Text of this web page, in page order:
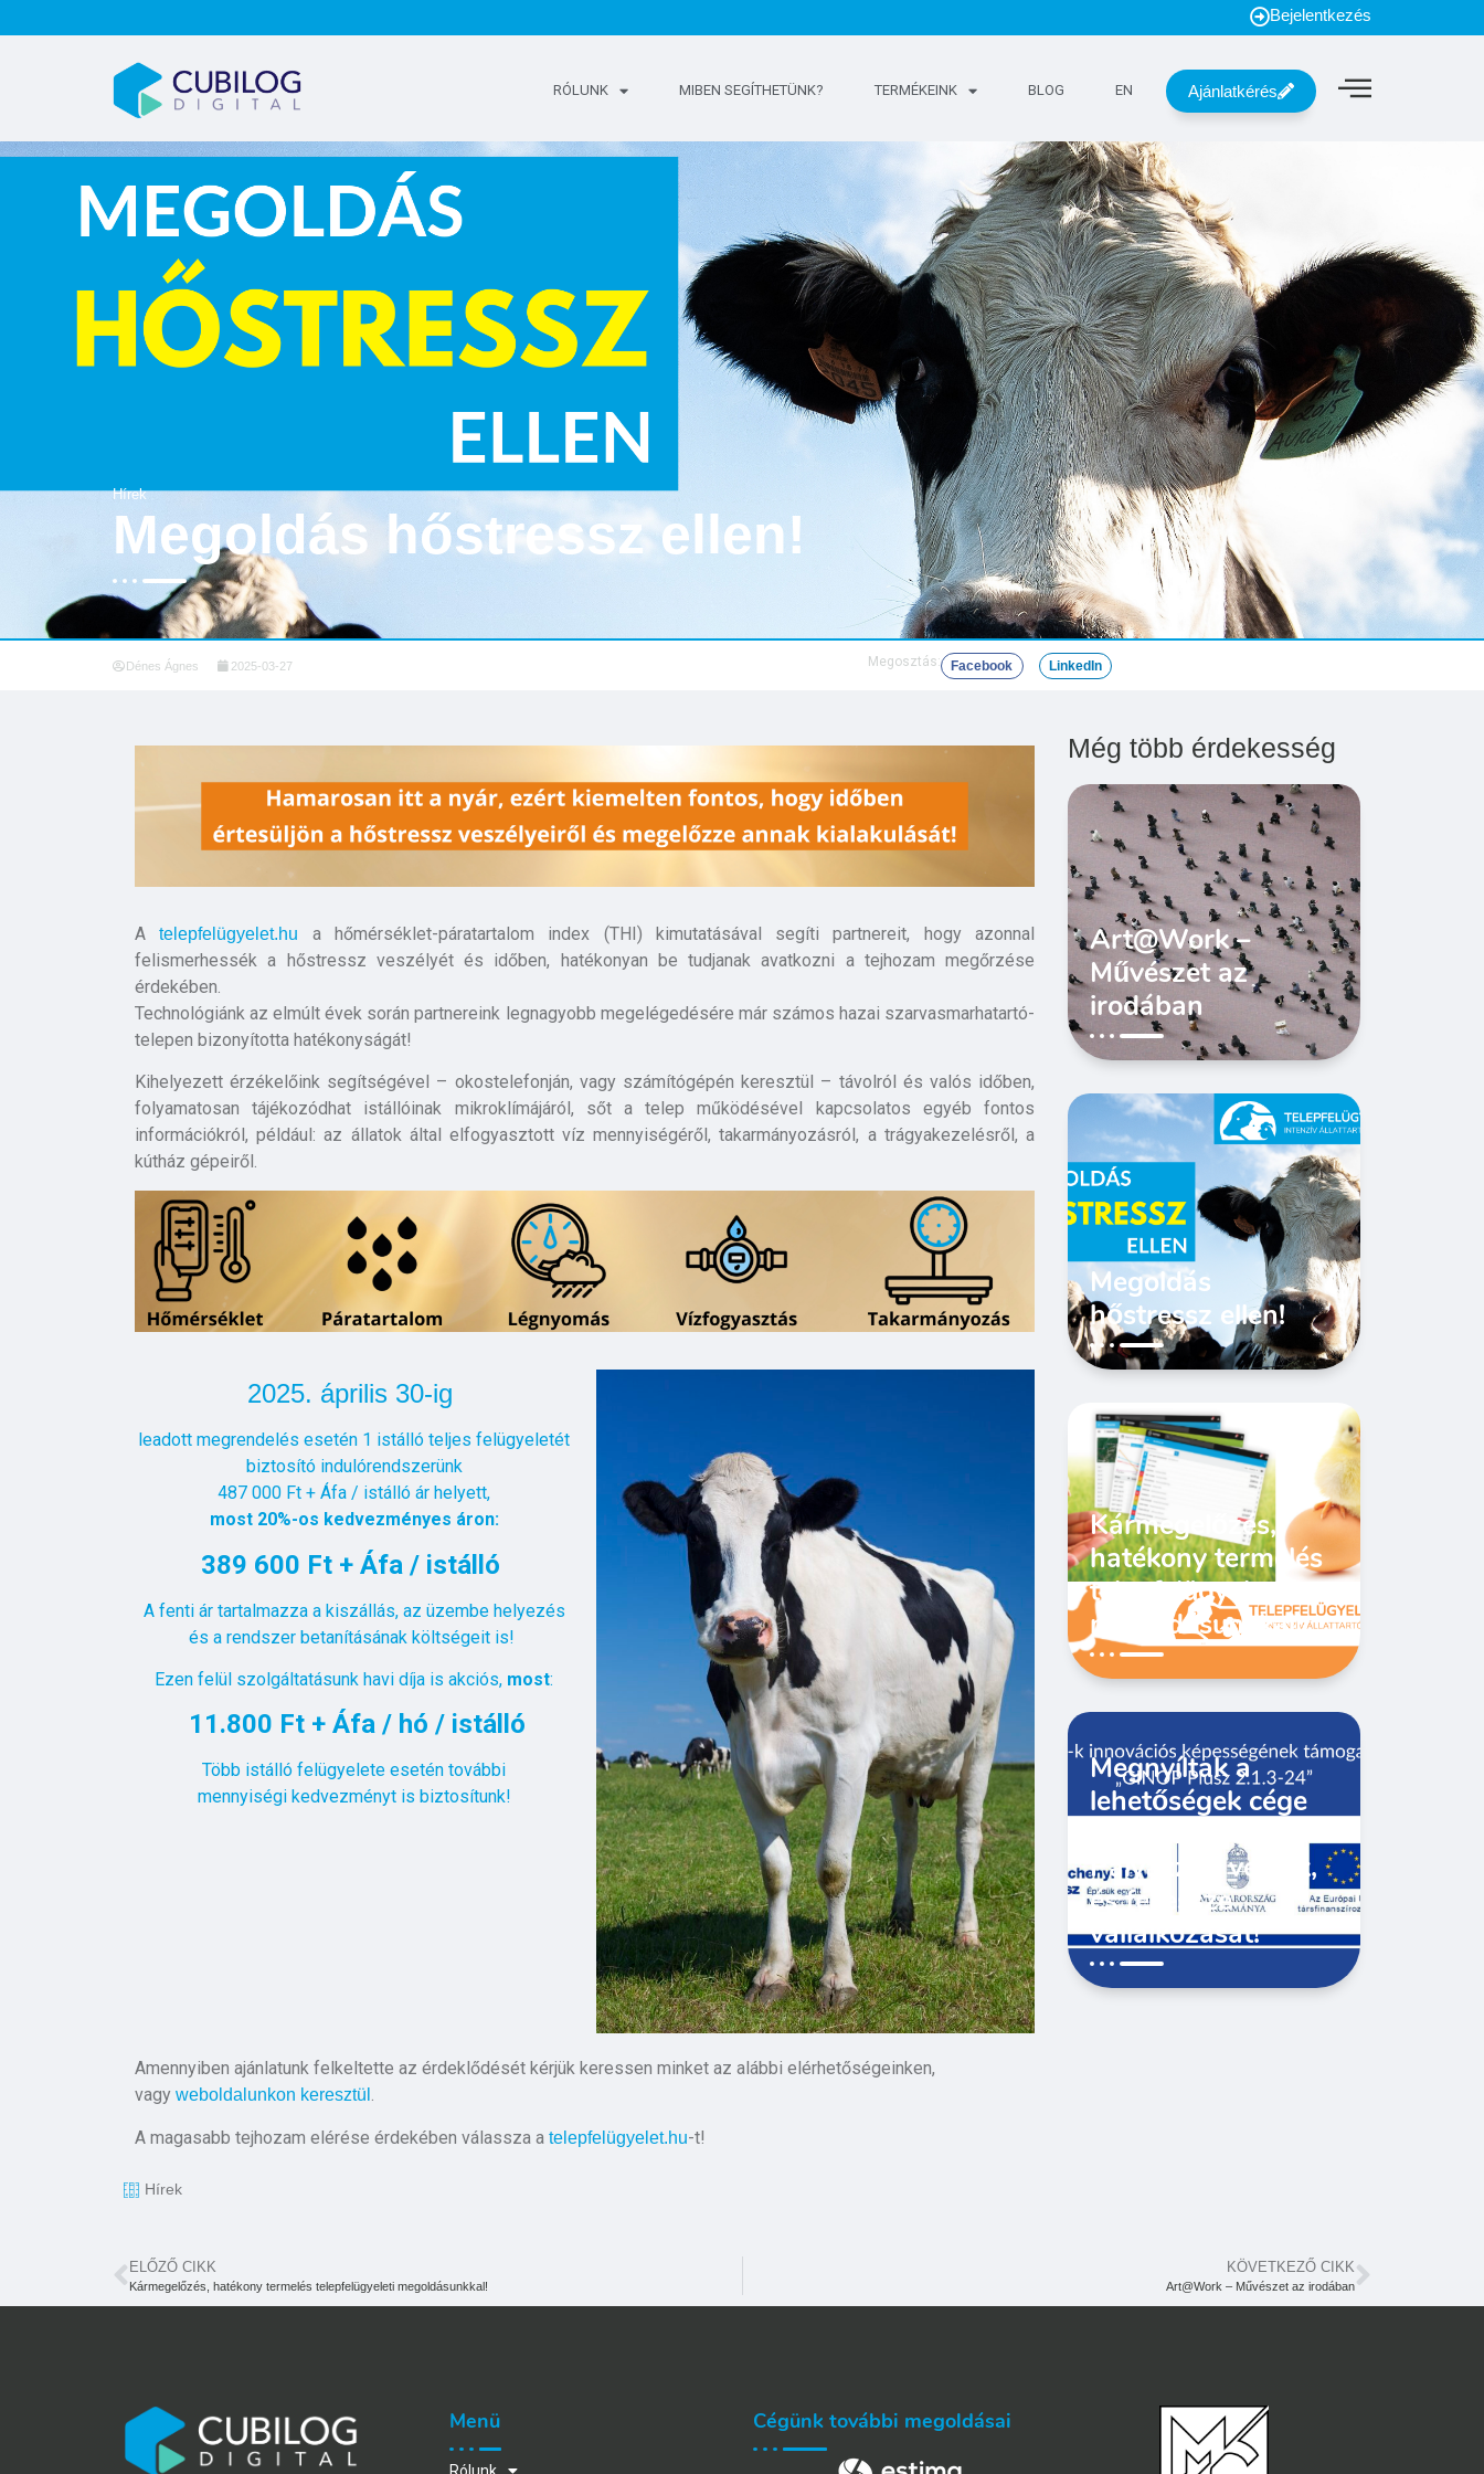
Bejelentkezés
RÓLUNK MIBEN SEGÍTHETÜNK? TERMÉKEINK BLOG EN Ajánlatkérés
Hírek
Megoldás hőstressz ellen!
Dénes Ágnes 2025-03-27 Megosztás: Facebook LinkedIn
Atelepfelügyelet.hu
a hőmérséklet-páratartalom index (THI) kimutatásával segíti partnereit, hogy azonnal
felismerhessék a hőstressz veszélyét és időben, hatékonyan be tudjanak avatkozni a tejhozam megőrzése
érdekében.
Technológiánk az elmúlt évek során partnereink legnagyobb megelégedésére már számos hazai szarvasmarhatartó-
telepen bizonyította hatékonyságát!
Kihelyezett érzékelőink segítségével – okostelefonján, vagy számítógépén keresztül – távolról és valós időben,
folyamatosan tájékozódhat istállóinak mikroklímájáról, sőt a telep működésével kapcsolatos egyéb fontos
információkról, például: az állatok által elfogyasztott víz mennyiségéről, takarmányozásról, a trágyakezelésről, a
kútház gépeiről.
2025. április 30-ig
leadott megrendelés esetén 1 istálló teljes felügyeletét
biztosító indulórendszerünk
487 000 Ft + Áfa / istálló ár helyett,
most 20%-os kedvezményes áron:
389 600 Ft + Áfa / istálló
A fenti ár tartalmazza a kiszállás, az üzembe helyezés
és a rendszer betanításának költségeit is!
Ezen felül szolgáltatásunk havi díja is akciós, most:
11.800 Ft + Áfa / hó / istálló
Több istálló felügyelete esetén további
mennyiségi kedvezményt is biztosítunk!
Amennyiben ajánlatunk felkeltette az érdeklődését kérjük keressen minket az alábbi elérhetőségeinken,
vagy weboldalunkon keresztül .
A magasabb tejhozam elérése érdekében válassza a telepfelügyelet.hu-t!
Hírek
Még több érdekesség
Art@Work –
Művészet az
irodában
Megoldás
hőstressz ellen!
Kármegelőzés,
hatékony termelés
telepfelügyeleti
megoldásunkkal!
Megnyíltak a
lehetőségek cége
fejlesztésére!
Pályázzon velünk,
és fejlessze
vállalkozását!
ELŐZŐ CIKK
Kármegelőzés, hatékony termelés telepfelügyeleti megoldásunkkal!
KÖVETKEZŐ CIKK
Art@Work – Művészet az irodában
Menü Cégünk további megoldásai